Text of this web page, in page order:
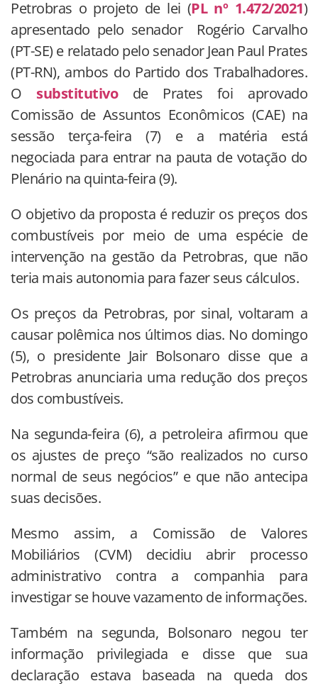
Petrobras o projeto de lei (PL nº 1.472/2021)
apresentado pelo senador Rogério Carvalho
(PT-SE) e relatado pelo senador Jean Paul Prates
(PT-RN), ambos do Partido dos Trabalhadores.
O substitutivode Prates foi aprovado
Comissão de Assuntos Econômicos (CAE) na
sessão terça-feira (7) e a matéria está
negociada para entrar na pauta de votação do
Plenário na quinta-feira (9).
O objetivo da proposta é reduzir os preços dos
combustíveis por meio de uma espécie de
intervenção na gestão da Petrobras, que não
teria mais autonomia para fazer seus cálculos.
Os preços da Petrobras, por sinal, voltaram a
causar polêmica nos últimos dias. No domingo
(5), o presidente Jair Bolsonaro disse que a
Petrobras anunciaria uma redução dos preços
dos combustíveis.
Na segunda-feira (6), a petroleira afirmou que
os ajustes de preço “são realizados no curso
normal de seus negócios” e que não antecipa
suas decisões.
Mesmo assim, a Comissão de Valores
Mobiliários (CVM) decidiu abrir processo
administrativo contra a companhia para
investigar se houve vazamento de informações.
Também na segunda, Bolsonaro negou ter
informação privilegiada e disse que sua
declaração estava baseada na queda dos